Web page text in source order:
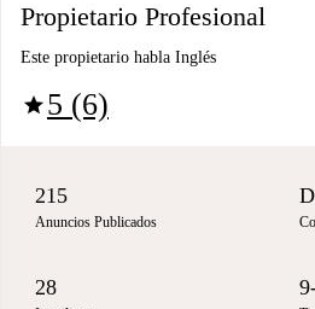
Propietario Profesional
Este propietario habla Inglés
star5 (6)
215
Anuncios Publicados
28